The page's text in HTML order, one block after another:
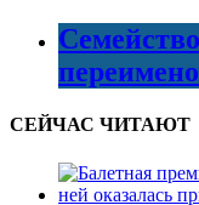
СЕЙЧАС ЧИТАЮТ